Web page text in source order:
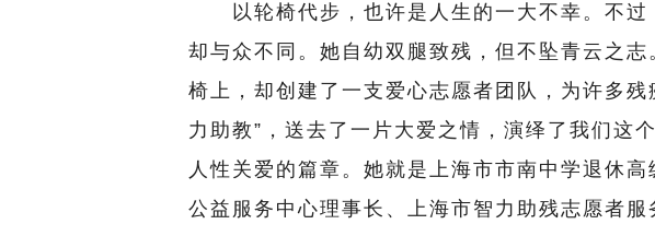
以轮椅代步，也许是人生的一大不幸。不过
却与众不同。她自幼双腿致残，但不坠青云之
椅上，却创建了一支爱心志愿者团队，为许多残
力助教”，送去了一片大爱之情，演绎了我们这
人性关爱的篇章。她就是上海市市南中学退休
公益服务中心理事长、上海市智力助残志愿者